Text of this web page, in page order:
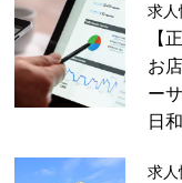
求人
【
お
ー
日和
求人